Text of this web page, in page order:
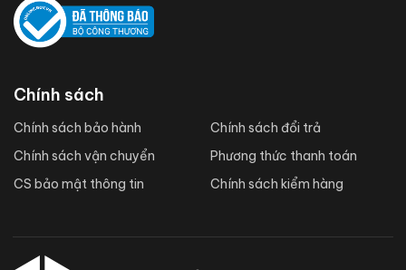
Chính sách
Chính sách bảo hành
Chính sách vận chuyển
CS bảo mật thông tin
Chính sách đổi trả
Phương thức thanh toán
Chính sách kiểm hàng